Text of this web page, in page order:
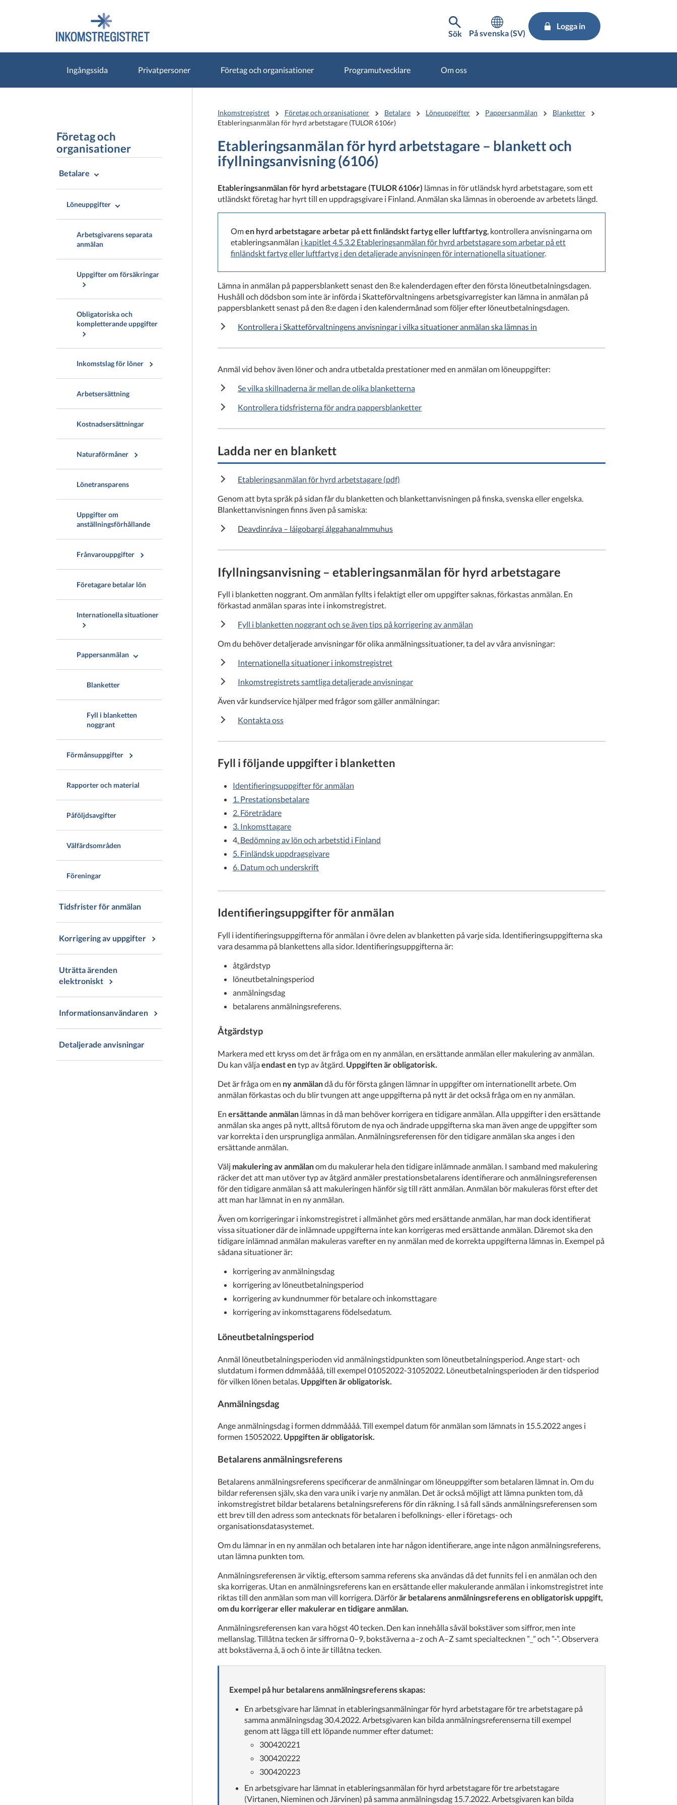
Sök På svenska (SV)
Logga in
Ingångssida Privatpersoner Företag och organisationer Programutvecklare Om oss
Företag och
organisationer
Betalare
Löneuppgifter
Arbetsgivarens separata
anmälan
Uppgifter om försäkringar
Obligatoriska och
kompletterande uppgifter
Inkomstslag för löner
Arbetsersättning
Kostnadsersättningar
Naturaförmåner
Lönetransparens
Uppgifter om
anställningsförhållande
Frånvarouppgifter
Företagare betalar lön
Internationella situationer
Pappersanmälan
Blanketter
Fyll i blanketten
noggrant
Förmånsuppgifter
Rapporter och material
Påföljdsavgifter
Välfärdsområden
Föreningar
Tidsfrister för anmälan
Korrigering av uppgifter
Uträtta ärenden
elektroniskt
Informationsanvändaren
Detaljerade anvisningar
Inkomstregistret Företag och organisationer Betalare Löneuppgifter Pappersanmälan
Blanketter
Etableringsanmälan för hyrd arbetstagare (TULOR 6106r)
Etableringsanmälan för hyrd arbetstagare – blankett och
ifyllningsanvisning (6106)
Etableringsanmälan för hyrd arbetstagare (TULOR 6106r) lämnas in för utländsk hyrd arbetstagare, som ett
utländskt företag har hyrt till en uppdragsgivare i Finland. Anmälan ska lämnas in oberoende av arbetets längd.
Omen hyrd arbetstagare arbetar på ett finländskt fartyg eller luftfartyg, kontrollera anvisningarna om
etableringsanmälan i kapitlet 4.5.3.2 Etableringsanmälan för hyrd arbetstagare som arbetar på ett
finländskt fartyg eller luftfartyg i den detaljerade anvisningen för internationella situationer.
Lämna in anmälan på pappersblankett senast den 8:e kalenderdagen efter den första löneutbetalningsdagen.
Hushåll och dödsbon som inte är införda i Skatteförvaltningens arbetsgivarregister kan lämna in anmälan på
pappersblankett senast på den 8:e dagen i den kalendermånad som följer efter löneutbetalningsdagen.
Kontrollera i Skatteförvaltningens anvisningar i vilka situationer anmälan ska lämnas in
Anmäl vid behov även löner och andra utbetalda prestationer med en anmälan om löneuppgifter:
Se vilka skillnaderna är mellan de olika blanketterna
Kontrollera tidsfristerna för andra pappersblanketter
Ladda ner en blankett
Etableringsanmälan för hyrd arbetstagare (pdf)
Genom att byta språk på sidan får du blanketten och blankettanvisningen på finska, svenska eller engelska.
Blankettanvisningen finns även på samiska:
Deavdinráva – láigobargi álggahanalmmuhus
Ifyllningsanvisning – etableringsanmälan för hyrd arbetstagare
Fyll i blanketten noggrant. Om anmälan fyllts i felaktigt eller om uppgifter saknas, förkastas anmälan. En
förkastad anmälan sparas inte i inkomstregistret.
Fyll i blanketten noggrant och se även tips på korrigering av anmälan
Om du behöver detaljerade anvisningar för olika anmälningssituationer, ta del av våra anvisningar:
Internationella situationer i inkomstregistret
Inkomstregistrets samtliga detaljerade anvisningar
Även vår kundservice hjälper med frågor som gäller anmälningar:
Kontakta oss
Fyll i följande uppgifter i blanketten
Identifieringsuppgifter för anmälan
1. Prestationsbetalare
2. Företrädare
3. Inkomsttagare
4. Bedömning av lön och arbetstid i Finland
5. Finländsk uppdragsgivare
6. Datum och underskrift
Identifieringsuppgifter för anmälan
Fyll i identifieringsuppgifterna för anmälan i övre delen av blanketten på varje sida. Identifieringsuppgifterna ska
vara desamma på blankettens alla sidor. Identifieringsuppgifterna är:
åtgärdstyp
löneutbetalningsperiod
anmälningsdag
betalarens anmälningsreferens.
Åtgärdstyp
Markera med ett kryss om det är fråga om en ny anmälan, en ersättande anmälan eller makulering av anmälan.
Du kan väljaendast entyp av åtgärd. Uppgiften är obligatorisk.
Det är fråga om en ny anmälandå du för första gången lämnar in uppgifter om internationellt arbete. Om
anmälan förkastas och du blir tvungen att ange uppgifterna på nytt är det också fråga om en ny anmälan.
En ersättande anmälan lämnas in då man behöver korrigera en tidigare anmälan. Alla uppgifter i den ersättande
anmälan ska anges på nytt, alltså förutom de nya och ändrade uppgifterna ska man även ange de uppgifter som
var korrekta i den ursprungliga anmälan. Anmälningsreferensen för den tidigare anmälan ska anges i den
ersättande anmälan.
Välj makulering av anmälanom du makulerar hela den tidigare inlämnade anmälan. I samband med makulering
räcker det att man utöver typ av åtgärd anmäler prestationsbetalarens identifierare och anmälningsreferensen
för den tidigare anmälan så att makuleringen hänför sig till rätt anmälan. Anmälan bör makuleras först efter det
att man har lämnat in en ny anmälan.
Även om korrigeringar i inkomstregistret i allmänhet görs med ersättande anmälan, har man dock identifierat
vissa situationer där de inlämnade uppgifterna inte kan korrigeras med ersättande anmälan. Däremot ska den
tidigare inlämnad anmälan makuleras varefter en ny anmälan med de korrekta uppgifterna lämnas in. Exempel på
sådana situationer är:
korrigering av anmälningsdag
korrigering av löneutbetalningsperiod
korrigering av kundnummer för betalare och inkomsttagare
korrigering av inkomsttagarens födelsedatum.
Löneutbetalningsperiod
Anmäl löneutbetalningsperioden vid anmälningstidpunkten som löneutbetalningsperiod. Ange start- och
slutdatum i formen ddmmåååå, till exempel 01052022-31052022. Löneutbetalningsperioden är den tidsperiod
för vilken lönen betalas. Uppgiften är obligatorisk.
Anmälningsdag
Ange anmälningsdag i formen ddmmåååå. Till exempel datum för anmälan som lämnats in 15.5.2022 anges i
formen 15052022. Uppgiften är obligatorisk.
Betalarens anmälningsreferens
Betalarens anmälningsreferens specificerar de anmälningar om löneuppgifter som betalaren lämnat in. Om du
bildar referensen själv, ska den vara unik i varje ny anmälan. Det är också möjligt att lämna punkten tom, då
inkomstregistret bildar betalarens betalningsreferens för din räkning. I så fall sänds anmälningsreferensen som
ett brev till den adress som antecknats för betalaren i befolknings- eller i företags- och
organisationsdatasystemet.
Om du lämnar in en ny anmälan och betalaren inte har någon identifierare, ange inte någon anmälningsreferens,
utan lämna punkten tom.
Anmälningsreferensen är viktig, eftersom samma referens ska användas då det funnits fel i en anmälan och den
ska korrigeras. Utan en anmälningsreferens kan en ersättande eller makulerande anmälan i inkomstregistret inte
riktas till den anmälan som man vill korrigera. Därförär betalarens anmälningsreferens en obligatorisk uppgift,
om du korrigerar eller makulerar en tidigare anmälan.
Anmälningsreferensen kan vara högst 40 tecken. Den kan innehålla såväl bokstäver som siffror, men inte
mellanslag. Tillåtna tecken är siffrorna 0–9, bokstäverna a–z och A–Z samt specialtecknen ”_” och ”-”. Observera
att bokstäverna å, ä och ö inte är tillåtna tecken.
Exempel på hur betalarens anmälningsreferens skapas:
En arbetsgivare har lämnat in etableringsanmälningar för hyrd arbetstagare för tre arbetstagare på
samma anmälningsdag 30.4.2022. Arbetsgivaren kan bilda anmälningsreferenserna till exempel
genom att lägga till ett löpande nummer efter datumet:
300420221
300420222
300420223
En arbetsgivare har lämnat in etableringsanmälan för hyrd arbetstagare för tre arbetstagare
(Virtanen, Nieminen och Järvinen) på samma anmälningsdag 15.7.2022. Arbetsgivaren kan bilda